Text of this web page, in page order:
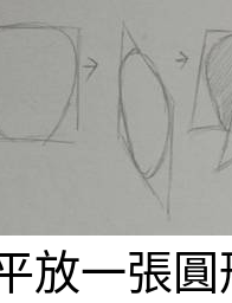
放一張